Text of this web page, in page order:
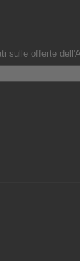
sulle offerte